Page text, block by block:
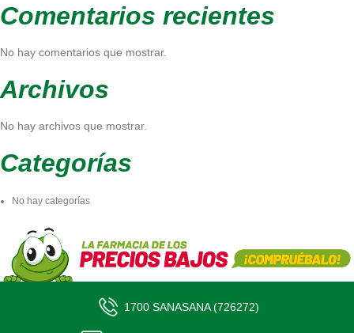
Comentarios recientes
No hay comentarios que mostrar.
Archivos
No hay archivos que mostrar.
Categorías
No hay categorías
1700 SANASANA (726272)